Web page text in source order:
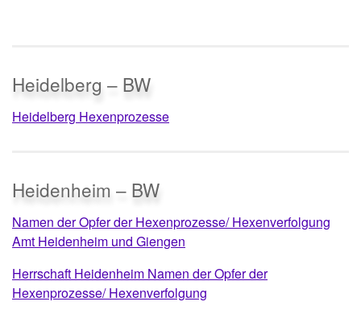
Heidelberg – BW
Heidelberg Hexenprozesse
Heidenheim – BW
Namen der Opfer der Hexenprozesse/ Hexenverfolgung
Amt Heidenheim und Giengen
Herrschaft Heidenheim Namen der Opfer der
Hexenprozesse/ Hexenverfolgung